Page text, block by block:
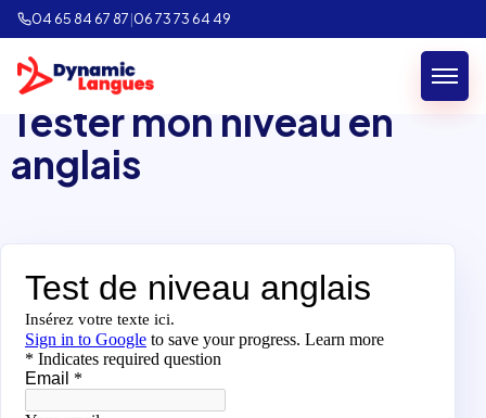
04 65 84 67 87|06 73 73 64 49
Tester mon niveau en
anglais